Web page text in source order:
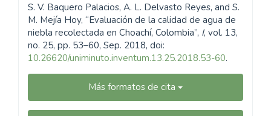
S. V. Baquero Palacios, A. L. Delvasto Reyes, and S.
M. Mejía Hoy, “Evaluación de la calidad de agua de
niebla recolectada en Choachí, Colombia”, I, vol. 13,
no. 25, pp. 53–60, Sep. 2018, doi:
10.26620/uniminuto.inventum.13.25.2018.53-60.
Más formatos de cita